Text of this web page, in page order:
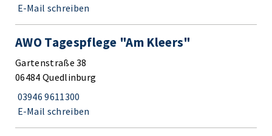
E-Mail schreiben
AWO Tagespflege "Am Kleers"
Gartenstraße 38
06484 Quedlinburg
03946 9611300
E-Mail schreiben